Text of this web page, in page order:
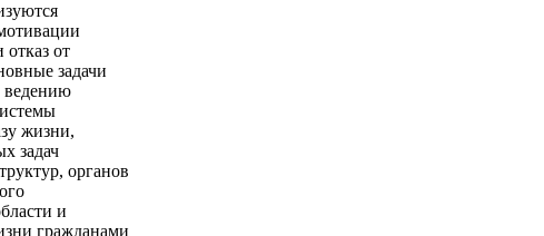
от
задачи
ведению
жизни,
задач
органов
и
гражданами